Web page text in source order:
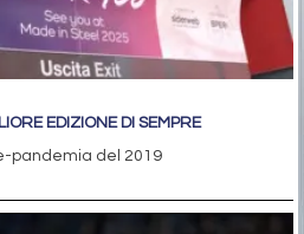
EDIZIONE DI SEMPRE
pandemia del 2019